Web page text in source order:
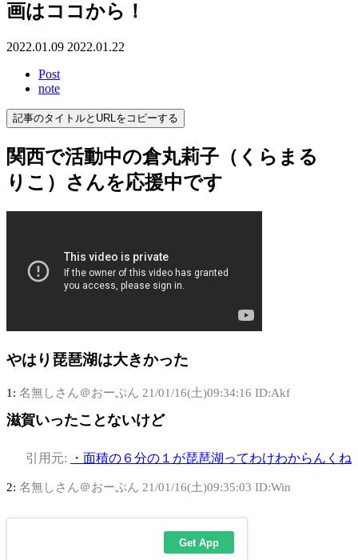
画はココから！
2022.01.09 2022.01.22
Post
note
記事のタイトルとURLをコピーする
関西で活動中の倉丸莉子（くらまる
りこ）さんを応援中です
やはり琵琶湖は大きかった
1: 名無しさん＠おーぷん 21/01/16(土)09:34:16 ID:Akf
滋賀いったことないけど
引用元: ・面積の６分の１が琵琶湖ってわけわからんくね
2: 名無しさん＠おーぷん 21/01/16(土)09:35:03 ID:Win